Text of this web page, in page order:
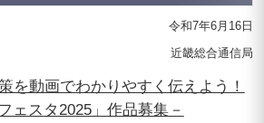
令和7年6月16日
近畿総合通信局
を動画でわかりやすく伝えよう！
ェスタ2025」作品募集－